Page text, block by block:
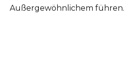
Außergewöhnlichem führen.